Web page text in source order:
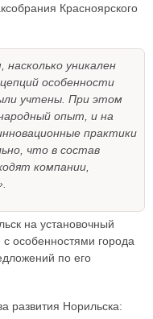
Красноярского
уникален
особенности
учтены. При этом
опыт, и на
практики
что в состав
компании,
на установочный
особенностями города
по его
развития Норильска: